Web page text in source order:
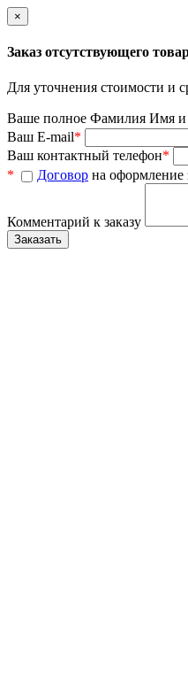
×
Заказ отсутствующего
Для уточнения стоимости и
Ваше полное Фамилия Имя и
Ваш E-mail*
Ваш контактный телефон*
*
Договор на оформление
Комментарий к заказу